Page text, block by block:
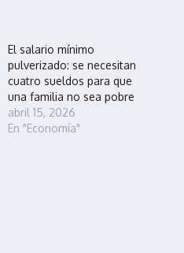
El salario mínimo
pulverizado: se necesitan
cuatro sueldos para que
una familia no sea pobre
abril 15, 2026
En "Economía"